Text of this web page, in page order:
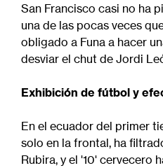
San Francisco casi no ha
una de las pocas veces
obligado a Funa a hacer
desviar el chut de Jordi
Exhibición de fútbol y
En el ecuador del primer
solo en la frontal, ha
Rubira, y el '10' cervecero